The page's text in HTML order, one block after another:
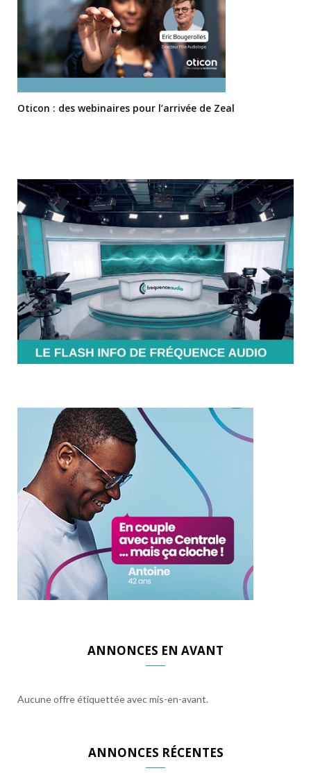
Oticon : des webinaires pour l’arrivée de Zeal
ANNONCES EN AVANT
Aucune offre étiquettée avec mis-en-avant.
ANNONCES RÉCENTES